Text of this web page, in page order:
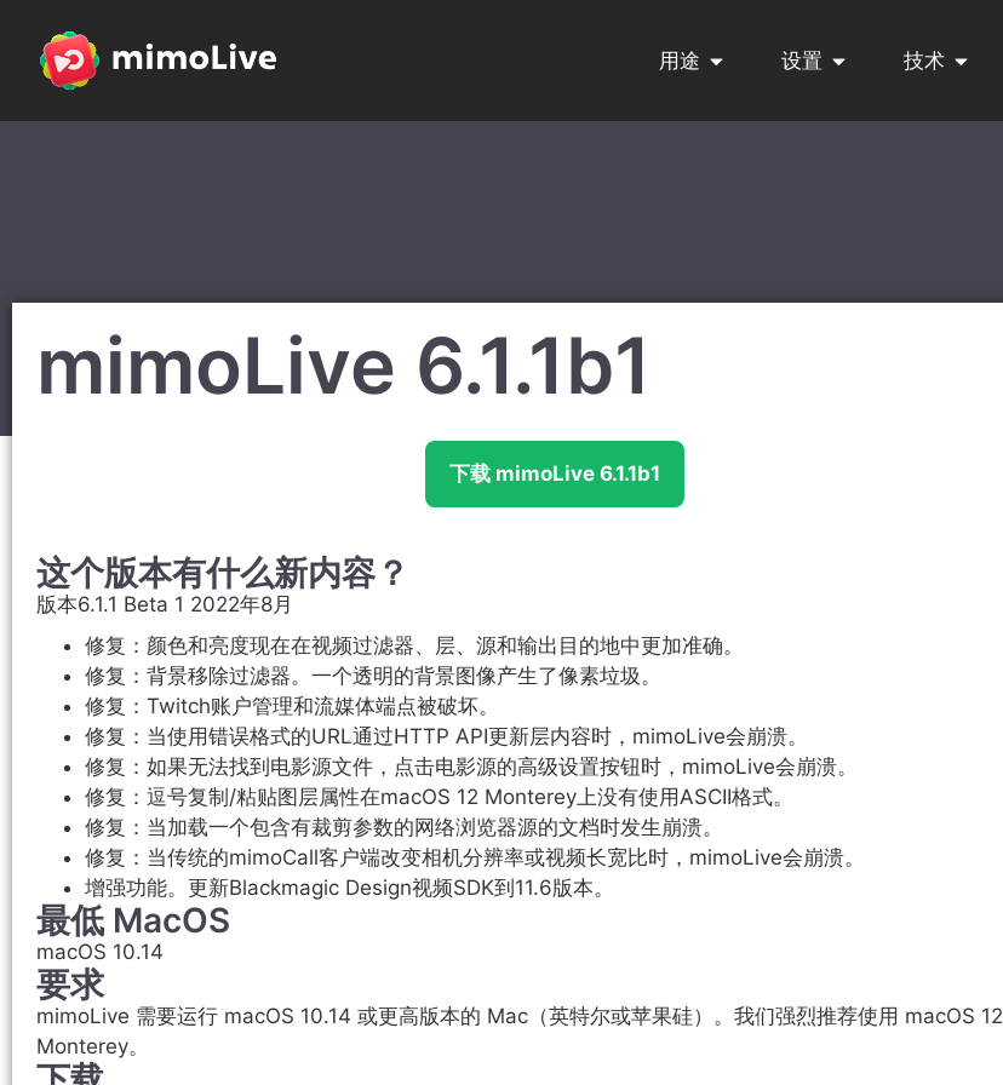
用途 设置 技术
mimoLive 6.1.1b1
下载 mimoLive 6.1.1b1
这个版本有什么新内容？
版本6.1.1 Beta 1 2022年8月
修复：颜色和亮度现在在视频过滤器、层、源和输出目的地中更加准确。
修复：背景移除过滤器。一个透明的背景图像产生了像素垃圾。
修复：Twitch账户管理和流媒体端点被破坏。
修复：当使用错误格式的URL通过HTTP API更新层内容时，mimoLive会崩溃。
修复：如果无法找到电影源文件，点击电影源的高级设置按钮时，mimoLive会崩溃。
修复：逗号复制/粘贴图层属性在macOS 12 Monterey上没有使用ASCII格式。
修复：当加载一个包含有裁剪参数的网络浏览器源的文档时发生崩溃。
修复：当传统的mimoCall客户端改变相机分辨率或视频长宽比时，mimoLive会崩溃。
增强功能。更新Blackmagic Design视频SDK到11.6版本。
最低 MacOS
macOS 10.14
要求
mimoLive 需要运行 macOS 10.14 或更高版本的 Mac（英特尔或苹果硅）。我们强烈推荐使用 macOS 12
Monterey。